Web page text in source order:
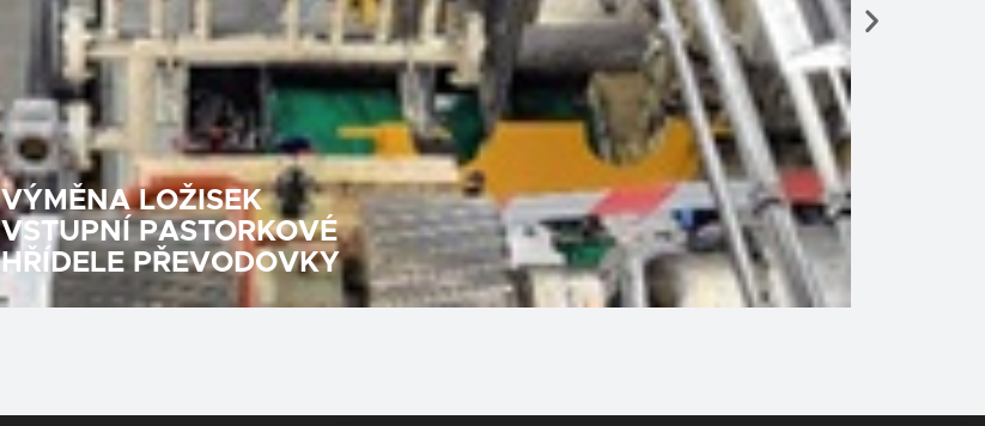
VÝMĚNA LOŽISEK
VSTUPNÍ PASTORKOVÉ
HŘÍDELE PŘEVODOVKY